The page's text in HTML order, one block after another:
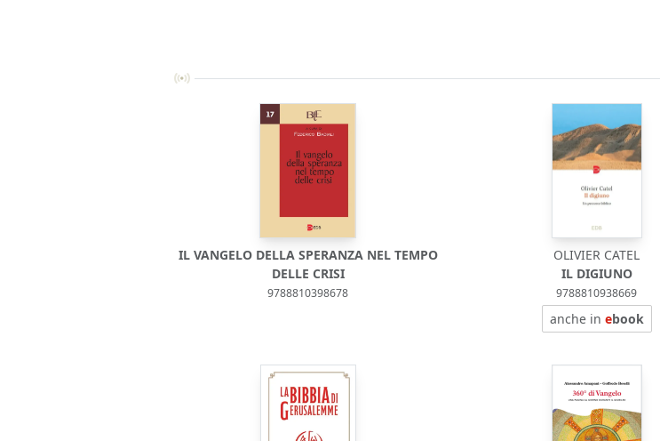
IL VANGELO DELLA SPERANZA NEL TEMPO
DELLE CRISI
9788810398678
OLIVIER CATEL
IL DIGIUNO
9788810938669
anche in ebook